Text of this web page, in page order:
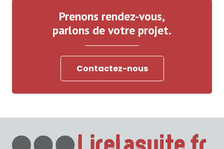
Prenons rendez-vous,
parlons de votre projet.
Contactez-nous